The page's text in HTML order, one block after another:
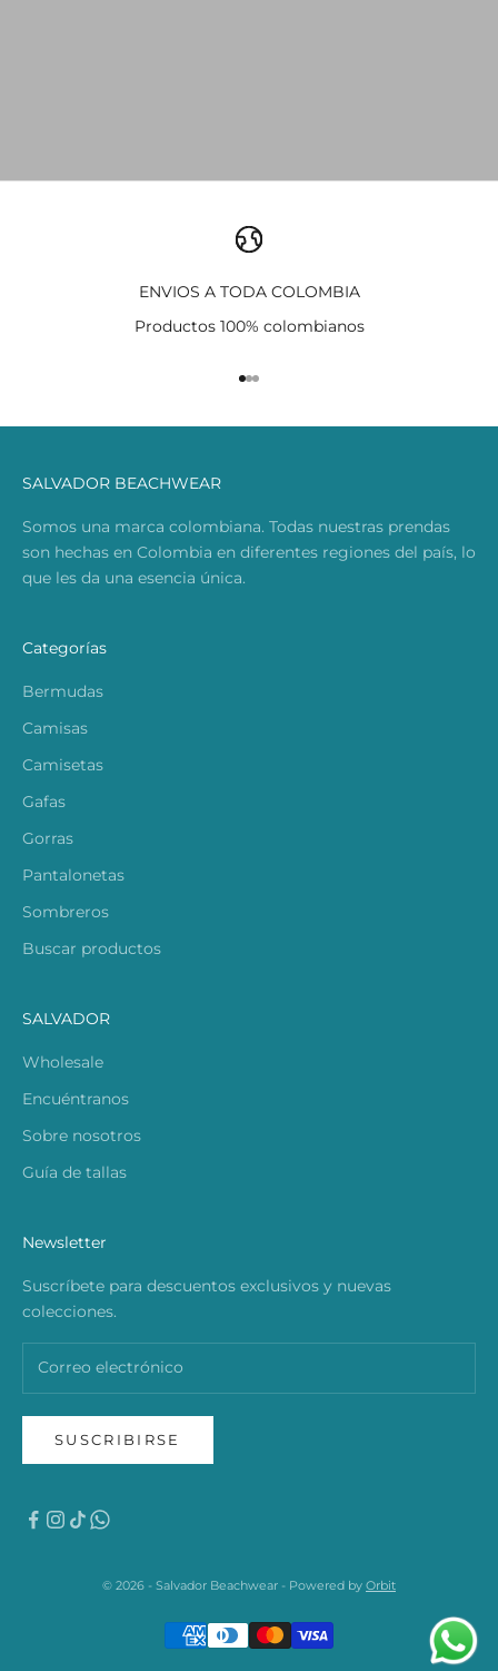
ENVIOS A TODA COLOMBIA
Productos 100% colombianos
Ir al artículo 1
Ir al artículo 2
Ir al artículo 3
SALVADOR BEACHWEAR
Somos una marca colombiana. Todas nuestras prendas
son hechas en Colombia en diferentes regiones del país, lo
que les da una esencia única.
Categorías
Bermudas
Camisas
Camisetas
Gafas
Gorras
Pantalonetas
Sombreros
Buscar productos
SALVADOR
Wholesale
Encuéntranos
Sobre nosotros
Guía de tallas
Newsletter
Suscríbete para descuentos exclusivos y nuevas
colecciones.
SUSCRIBIRSE
© 2026 - Salvador Beachwear - Powered by Orbit